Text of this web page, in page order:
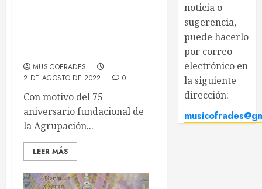
Dei in Aeternum» de
Almería
MUSICOFRADES
2 DE AGOSTO DE 2022
Con motivo del 75
de la Agrupación...
LEER MÁS
enviar una
noticia o
sugerencia,
puede
hacerlo por
correo
electrónico en
la siguiente
dirección: